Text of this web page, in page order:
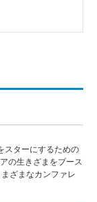
スターにするための
の生きざまをブース
ざまなカンファレ